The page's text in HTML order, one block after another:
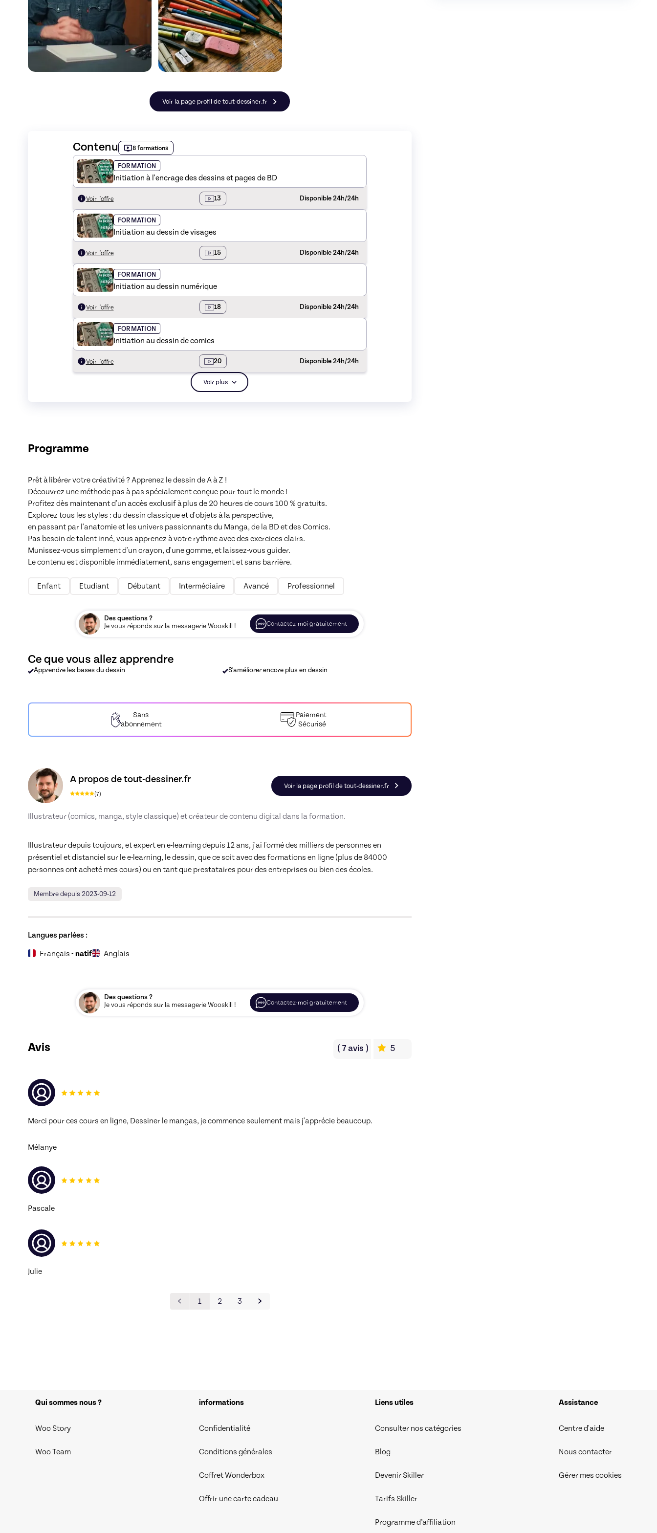
Voir la page profil de tout-dessiner.fr
Contenu 8 formations
FORMATION
Initiation à l'encrage des dessins et pages de BD
Voir l'offre 13 Disponible 24h/24h
FORMATION
Initiation au dessin de visages
Voir l'offre 15 Disponible 24h/24h
FORMATION
Initiation au dessin numérique
Voir l'offre 18 Disponible 24h/24h
FORMATION
Initiation au dessin de comics
Voir l'offre 20 Disponible 24h/24h
Voir plus
Programme
Prêt à libérer votre créativité ? Apprenez le dessin de A à Z !
Découvrez une méthode pas à pas spécialement conçue pour tout le monde !
Profitez dès maintenant d'un accès exclusif à plus de 20 heures de cours 100 % gratuits.
Explorez tous les styles : du dessin classique et d'objets à la perspective,
en passant par l'anatomie et les univers passionnants du Manga, de la BD et des Comics.
Pas besoin de talent inné, vous apprenez à votre rythme avec des exercices clairs.
Munissez-vous simplement d'un crayon, d'une gomme, et laissez-vous guider.
Le contenu est disponible immédiatement, sans engagement et sans barrière.
Enfant Etudiant Débutant Intermédiaire Avancé Professionnel
Des questions ?
Je vous réponds sur la messagerie Wooskill !
Contactez-moi gratuitement
Ce que vous allez apprendre
Apprendre les bases du dessin S'améliorer encore plus en dessin
Sans
abonnement
Paiement
Sécurisé
A propos de tout-dessiner.fr
(7)
Voir la page profil de tout-dessiner.fr
Illustrateur (comics, manga, style classique) et créateur de contenu digital dans la formation.
Illustrateur depuis toujours, et expert en e-learning depuis 12 ans, j'ai formé des milliers de personnes en
présentiel et distanciel sur le e-learning, le dessin, que ce soit avec des formations en ligne (plus de 84000
personnes ont acheté mes cours) ou en tant que prestataires pour des entreprises ou bien des écoles.
Membre depuis 2023-09-12
Langues parlées :
Français - natif Anglais
Des questions ?
Je vous réponds sur la messagerie Wooskill !
Contactez-moi gratuitement
Avis ( 7 avis ) 5
Merci pour ces cours en ligne, Dessiner le mangas, je commence seulement mais j'apprécie beaucoup.
Mélanye
Pascale
Julie
1 2 3
Qui sommes nous ?
Woo Story
Woo Team
informations
Confidentialité
Conditions générales
Coffret Wonderbox
Offrir une carte cadeau
Liens utiles
Consulter nos catégories
Blog
Devenir Skiller
Tarifs Skiller
Programme d’affiliation
Assistance
Centre d'aide
Nous contacter
Gérer mes cookies